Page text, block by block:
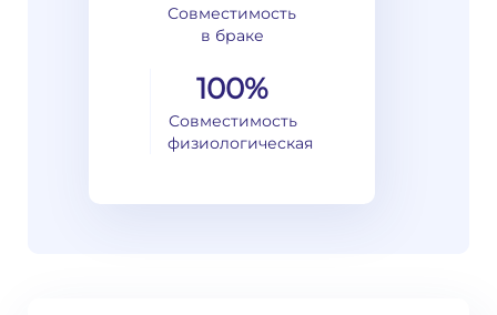
Совместимость
в браке
100%
Совместимость
физиологическая